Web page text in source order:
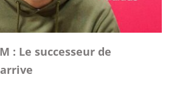
: Le successeur de